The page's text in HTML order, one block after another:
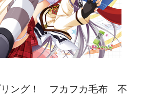
リング！ フカフカ毛布 不